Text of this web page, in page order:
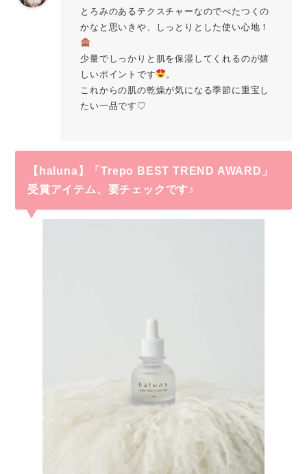
とろみのあるテクスチャーなのでべたつくの
かなと思いきや、しっとりとした使い心地！
少量でしっかりと肌を保湿してくれるのが嬉
しいポイントです
。
これからの肌の乾燥が気になる季節に重宝し
たい一品です♡
【haluna】「Trepo BEST TREND AWARD」
受賞アイテム、要チェックです♪